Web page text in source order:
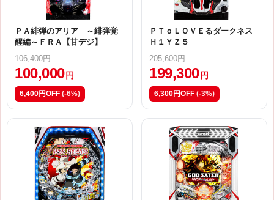
ＰＡ緋弾のアリア ～緋弾覚
醒編～ＦＲＡ【甘デジ】
106,400円
100,000 円
6,400円OFF (-6%)
ＰＴｏＬＯＶＥるダークネス
Ｈ１ＹＺ５
205,600円
199,300 円
6,300円OFF (-3%)